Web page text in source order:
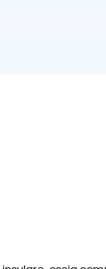
spiagge e luoghi